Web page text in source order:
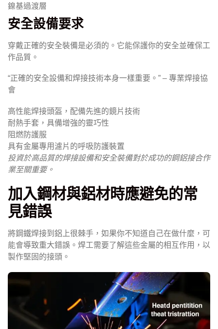
鎳基過渡層
安全設備要求
穿戴正確的安全裝備是必須的。它能保護你的安全並確保工
作品質。
“正確的安全設備和焊接技術本身一樣重要。” – 專業焊接協
會
高性能焊接頭盔，配備先進的鏡片技術
耐熱手套，具備增強的靈巧性
阻燃防護服
具有金屬專用濾片的呼吸防護裝置
投資於高品質的焊接設備和安全裝備對於成功的鋼鋁接合作
業至關重要。
加入鋼材與鋁材時應避免的常
見錯誤
將鋼鐵焊接到鋁上很棘手，如果你不知道自己在做什麼，可
能會導致重大錯誤。焊工需要了解這些金屬的相互作用，以
製作堅固的接頭。